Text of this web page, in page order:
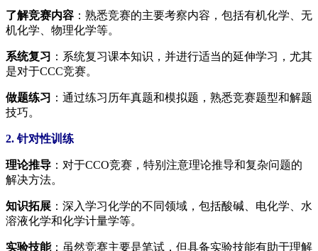
了解竞赛内容 ：熟悉竞赛的主要考察内容，包括有机化学、无
机化学、物理化学等。
系统复习 ：系统复习课本知识，并进行适当的延伸学习，尤其
是对于CCC竞赛。
做题练习 ：通过练习历年真题和模拟题，熟悉竞赛题型和解题
技巧。
2. 针对性训练
理论推导 ：对于CCO竞赛，特别注意理论推导和复杂问题的
解决方法。
知识拓展 ：深入学习化学的不同领域，包括酸碱、电化学、水
溶液化学和化学计量学等。
实验技能：虽然竞赛主要是笔试，但具备实验技能有助于理解